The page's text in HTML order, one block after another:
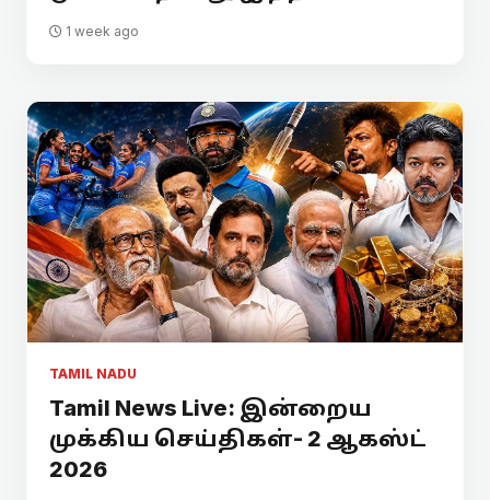
1 week ago
TAMIL NADU
Tamil News Live: இன்றைய
முக்கிய செய்திகள்- 2 ஆகஸ்ட்
2026